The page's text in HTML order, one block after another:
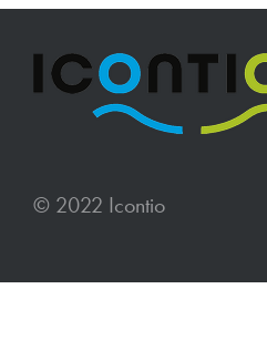
© 2022 Icontio